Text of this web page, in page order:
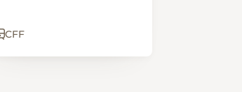
CFF